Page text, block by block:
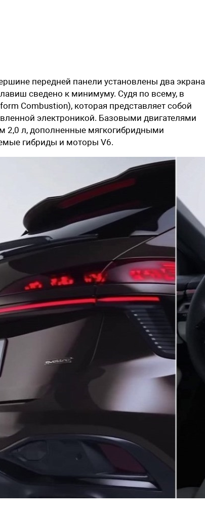
передней панели установлены два экрана
сведено к минимуму. Судя по всему, в
Combustion), которая представляет собой
электроникой. Базовыми двигателями
2,0 л, дополненные мягкогибридными
гибриды и моторы V6.